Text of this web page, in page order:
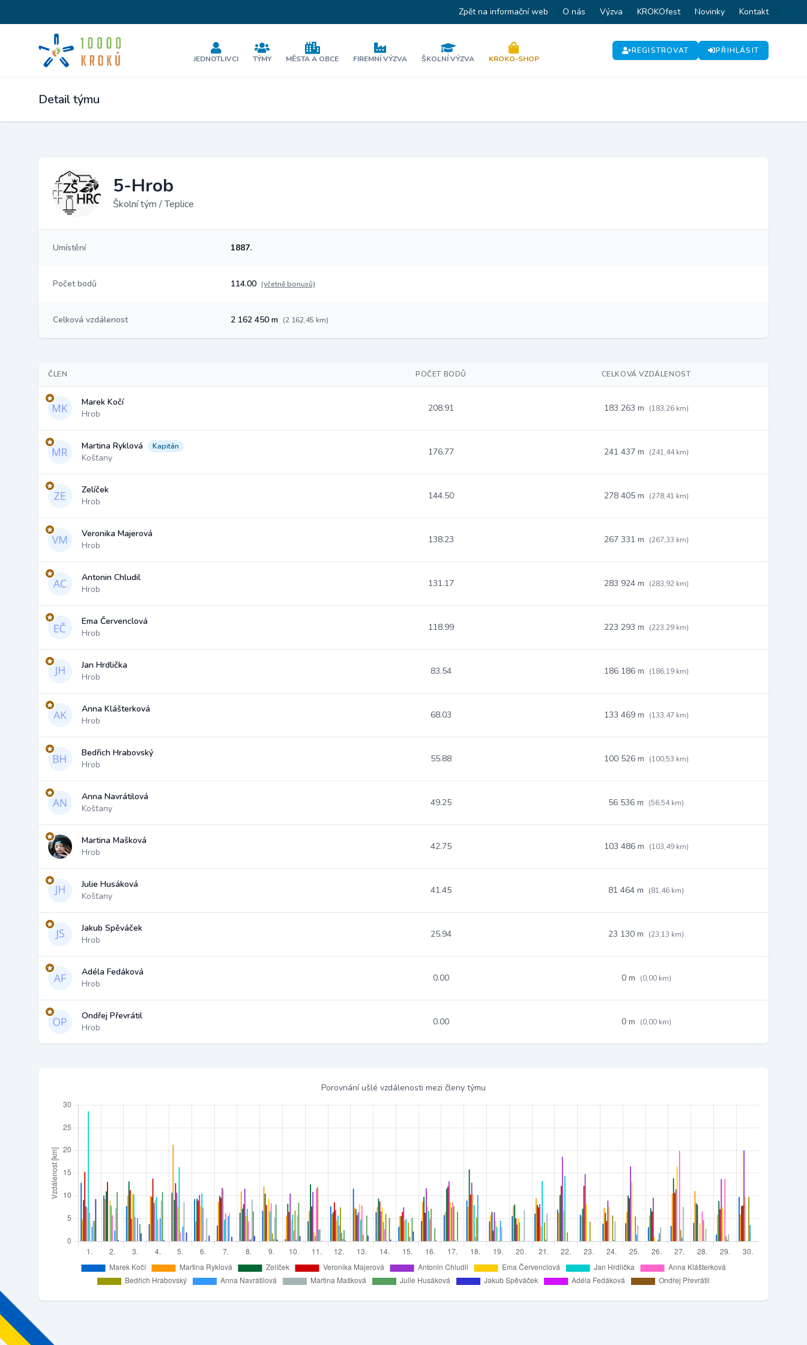
Zpět na informační web O nás Výzva KROKOfest Novinky Kontakt
JEDNOTLIVCI TÝMY MĚSTA A OBCE FIREMNÍ VÝZVA ŠKOLNÍ VÝZVA KROKO-SHOP
REGISTROVAT PŘIHLÁSIT
Detail týmu
5-Hrob
Školní tým / Teplice
Umístění 1887.
Počet bodů 114.00 (včetně bonusů)
Celková vzdálenost 2 162 450 m (2 162,45 km)
ČLEN POČET BODŮ CELKOVÁ VZDÁLENOST
Marek Kočí
Hrob
208.91 183 263 m (183,26 km)
Martina Ryklová Kapitán
Košťany
176.77 241 437 m (241,44 km)
Zelíček
Hrob
144.50 278 405 m (278,41 km)
Veronika Majerová
Hrob
138.23 267 331 m (267,33 km)
Antonin Chludil
Hrob
131.17 283 924 m (283,92 km)
Ema Červenclová
Hrob
118.99 223 293 m (223,29 km)
Jan Hrdlička
Hrob
83.54 186 186 m (186,19 km)
Anna Klášterková
Hrob
68.03 133 469 m (133,47 km)
Bedřich Hrabovský
Hrob
55.88 100 526 m (100,53 km)
Anna Navrátilová
Košťany
49.25 56 536 m (56,54 km)
Martina Mašková
Hrob
42.75 103 486 m (103,49 km)
Julie Husáková
Košťany
41.45 81 464 m (81,46 km)
Jakub Spěváček
Hrob
25.94 23 130 m (23,13 km)
Adéla Fedáková
Hrob
0.00 0 m (0,00 km)
Ondřej Převrátil
Hrob
0.00 0 m (0,00 km)
Porovnání ušlé vzdálenosti mezi členy týmu